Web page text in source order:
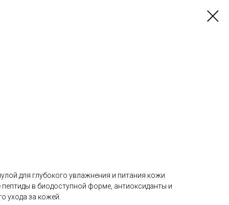
для глубокого увлажнения и питания кожи
в биодоступной форме, антиоксиданты и
ухода за кожей.